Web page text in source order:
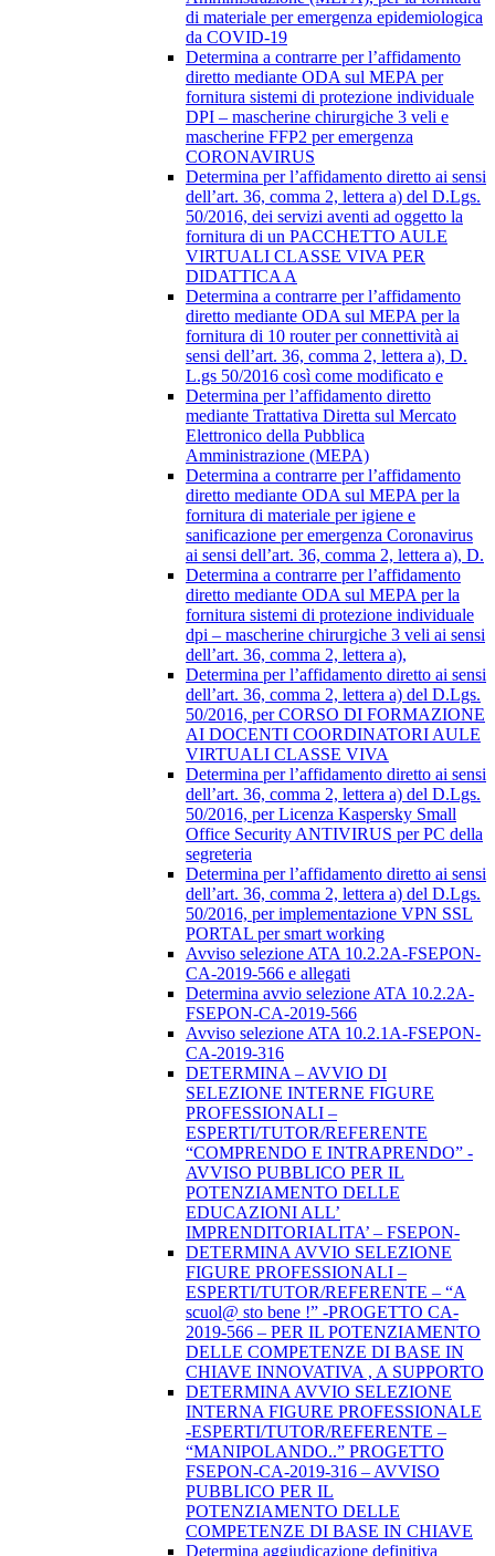
di materiale per emergenza epidemiologica
da COVID-19
Determina a contrarre per l’affidamento
diretto mediante ODA sul MEPA per
fornitura sistemi di protezione individuale
DPI – mascherine chirurgiche 3 veli e
mascherine FFP2 per emergenza
CORONAVIRUS
Determina per l’affidamento diretto ai sensi
dell’art. 36, comma 2, lettera a) del D.Lgs.
50/2016, dei servizi aventi ad oggetto la
fornitura di un PACCHETTO AULE
VIRTUALI CLASSE VIVA PER
DIDATTICA A
Determina a contrarre per l’affidamento
diretto mediante ODA sul MEPA per la
fornitura di 10 router per connettività ai
sensi dell’art. 36, comma 2, lettera a), D.
L.gs 50/2016 così come modificato e
Determina per l’affidamento diretto
mediante Trattativa Diretta sul Mercato
Elettronico della Pubblica
Amministrazione (MEPA)
Determina a contrarre per l’affidamento
diretto mediante ODA sul MEPA per la
fornitura di materiale per igiene e
sanificazione per emergenza Coronavirus
ai sensi dell’art. 36, comma 2, lettera a), D.
Determina a contrarre per l’affidamento
diretto mediante ODA sul MEPA per la
fornitura sistemi di protezione individuale
dpi – mascherine chirurgiche 3 veli ai sensi
dell’art. 36, comma 2, lettera a),
Determina per l’affidamento diretto ai sensi
dell’art. 36, comma 2, lettera a) del D.Lgs.
50/2016, per CORSO DI FORMAZIONE
AI DOCENTI COORDINATORI AULE
VIRTUALI CLASSE VIVA
Determina per l’affidamento diretto ai sensi
dell’art. 36, comma 2, lettera a) del D.Lgs.
50/2016, per Licenza Kaspersky Small
Office Security ANTIVIRUS per PC della
segreteria
Determina per l’affidamento diretto ai sensi
dell’art. 36, comma 2, lettera a) del D.Lgs.
50/2016, per implementazione VPN SSL
PORTAL per smart working
Avviso selezione ATA 10.2.2A-FSEPON-
CA-2019-566 e allegati
Determina avvio selezione ATA 10.2.2A-
FSEPON-CA-2019-566
Avviso selezione ATA 10.2.1A-FSEPON-
CA-2019-316
DETERMINA – AVVIO DI
SELEZIONE INTERNE FIGURE
PROFESSIONALI –
ESPERTI/TUTOR/REFERENTE
“COMPRENDO E INTRAPRENDO” -
AVVISO PUBBLICO PER IL
POTENZIAMENTO DELLE
EDUCAZIONI ALL’
IMPRENDITORIALITA’ – FSEPON-
DETERMINA AVVIO SELEZIONE
FIGURE PROFESSIONALI –
ESPERTI/TUTOR/REFERENTE – “A
scuol@ sto bene !” -PROGETTO CA-
2019-566 – PER IL POTENZIAMENTO
DELLE COMPETENZE DI BASE IN
CHIAVE INNOVATIVA , A SUPPORTO
DETERMINA AVVIO SELEZIONE
INTERNA FIGURE PROFESSIONALE
-ESPERTI/TUTOR/REFERENTE –
“MANIPOLANDO..” PROGETTO
FSEPON-CA-2019-316 – AVVISO
PUBBLICO PER IL
POTENZIAMENTO DELLE
COMPETENZE DI BASE IN CHIAVE
Determina aggiudicazione definitiva